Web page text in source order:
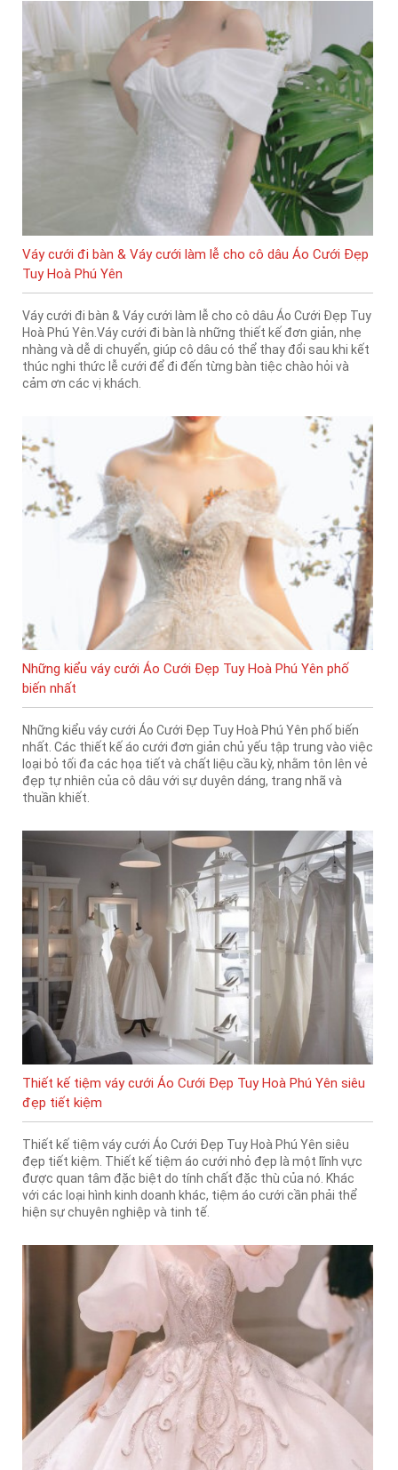
Váy cưới đi bàn & Váy cưới làm lễ cho cô dâu Áo Cưới Đẹp
Tuy Hoà Phú Yên
Váy cưới đi bàn & Váy cưới làm lễ cho cô dâu Áo Cưới Đẹp Tuy
Hoà Phú Yên.Váy cưới đi bàn là những thiết kế đơn giản, nhẹ
nhàng và dễ di chuyển, giúp cô dâu có thể thay đổi sau khi kết
thúc nghi thức lễ cưới để đi đến từng bàn tiệc chào hỏi và
cảm ơn các vị khách.
Những kiểu váy cưới Áo Cưới Đẹp Tuy Hoà Phú Yên phố
biến nhất
Những kiểu váy cưới Áo Cưới Đẹp Tuy Hoà Phú Yên phố biến
nhất. Các thiết kế áo cưới đơn giản chủ yếu tập trung vào việc
loại bỏ tối đa các họa tiết và chất liệu cầu kỳ, nhằm tôn lên vẻ
đẹp tự nhiên của cô dâu với sự duyên dáng, trang nhã và
thuần khiết.
Thiết kế tiệm váy cưới Áo Cưới Đẹp Tuy Hoà Phú Yên siêu
đẹp tiết kiệm
Thiết kế tiệm váy cưới Áo Cưới Đẹp Tuy Hoà Phú Yên siêu
đẹp tiết kiệm. Thiết kế tiệm áo cưới nhỏ đẹp là một lĩnh vực
được quan tâm đặc biệt do tính chất đặc thù của nó. Khác
với các loại hình kinh doanh khác, tiệm áo cưới cần phải thể
hiện sự chuyên nghiệp và tinh tế.